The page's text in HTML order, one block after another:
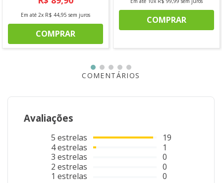
*Imagem meramente ilustrativa
Em até 2x R$ 44,95 sem juros
COMPRAR
COMPRAR
COMENTÁRIOS
Avaliações
5 estrelas
4estrelas
3 estrelas
2 estrelas
1 estrelas
19
1
0
0
0